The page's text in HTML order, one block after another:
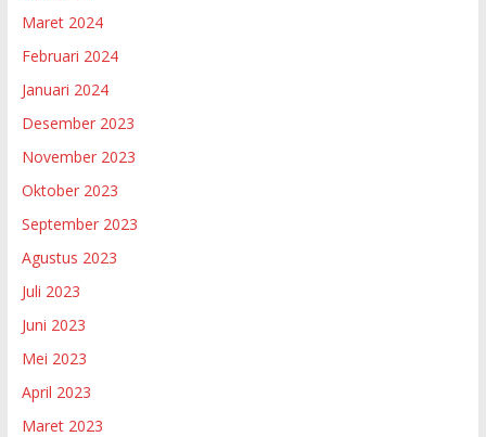
Maret 2024
Februari 2024
Januari 2024
Desember 2023
November 2023
Oktober 2023
September 2023
Agustus 2023
Juli 2023
Juni 2023
Mei 2023
April 2023
Maret 2023